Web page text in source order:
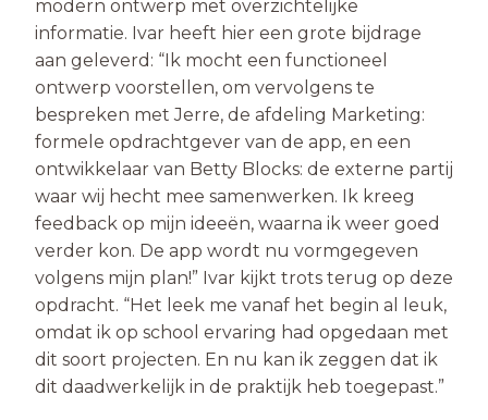
modern ontwerp met overzichtelijke
informatie. Ivar heeft hier een grote bijdrage
aan geleverd: “Ik mocht een functioneel
ontwerp voorstellen, om vervolgens te
bespreken met Jerre, de afdeling Marketing:
formele opdrachtgever van de app, en een
ontwikkelaar van Betty Blocks: de externe partij
waar wij hecht mee samenwerken. Ik kreeg
feedback op mijn ideeën, waarna ik weer goed
verder kon. De app wordt nu vormgegeven
volgens mijn plan!” Ivar kijkt trots terug op deze
opdracht. “Het leek me vanaf het begin al leuk,
omdat ik op school ervaring had opgedaan met
dit soort projecten. En nu kan ik zeggen dat ik
dit daadwerkelijk in de praktijk heb toegepast.”